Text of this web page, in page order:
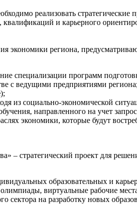
реализовать
и карьерного
экономики региона,
специализации программ
с ведущими предприятиями
);
из социально-экономической
направленного на учет
экономики, которые будут
– стратегический проект для
образовательных и
виртуальные рабочие
сектора на разработку новых